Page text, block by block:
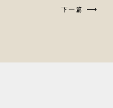
下一篇